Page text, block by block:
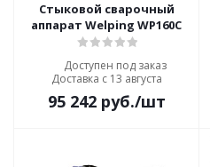
Стыковой сварочный
аппарат Welping WP160C
Доступен под заказ
Доставка с 13 августа
95 242руб./шт